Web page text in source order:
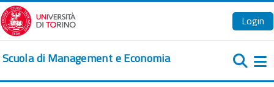
Zum Hauptinhalt
Login
Scuola di Management e Economia